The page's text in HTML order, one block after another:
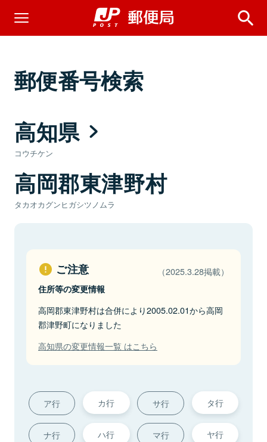
郵便番号検索
高知県
コウチケン
高岡郡東津野村
タカオカグンヒガシツノムラ
ご注意 （2025.3.28掲載）
住所等の変更情報
高岡郡東津野村は合併により2005.02.01から高岡
郡津野町になりました
高知県の変更情報一覧 はこちら
ア行 カ行 サ行 タ行
ナ行 ハ行 マ行 ヤ行